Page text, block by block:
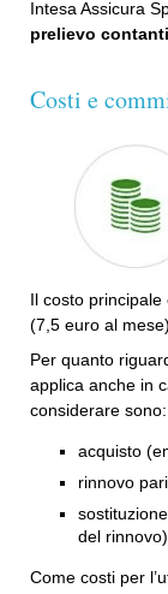
Intesa Assicura
prelievo contanti
Costi e
Il costo
(7,5 euro al
Per quanto
applica anche in
considerare sono:
acquisto
rinnovo
del
Come costi per